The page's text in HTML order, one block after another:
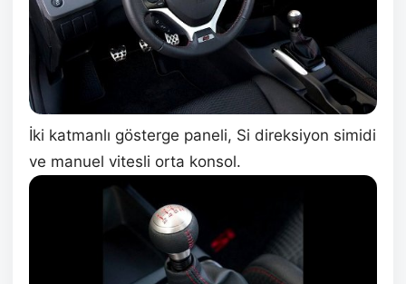
İki katmanlı gösterge paneli, Si direksiyon simidi
ve manuel vitesli orta konsol.